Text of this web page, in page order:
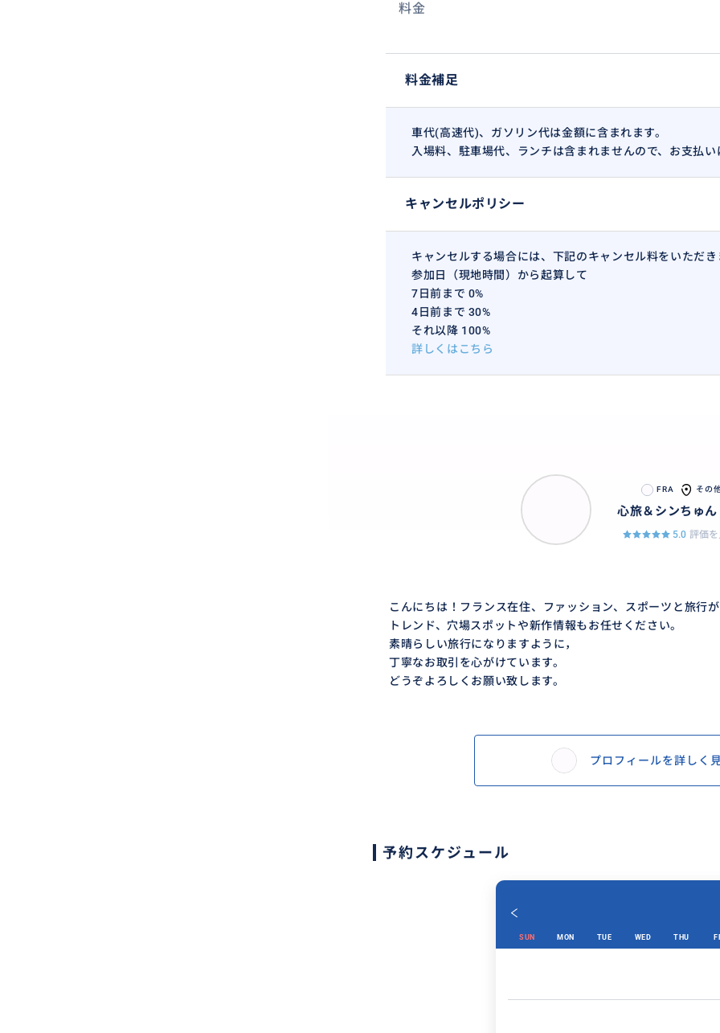
料金
料金補足
車代(高速代)、ガソリン代は金額に含まれます。
入場料、駐車場代、ランチは含まれませんので、お支払い
キャンセルポリシー
キャンセルする場合には、下記のキャンセル料をいただき
参加日（現地時間）から起算して
7日前まで 0%
4日前まで 30%
それ以降 100%
詳しくはこちら
FRA その
心旅＆シンちゅん
5.0 評価
こんにちは！フランス在住、ファッション、スポーツと旅行
トレンド、穴場スポットや新作情報もお任せください。
素晴らしい旅行になりますように，
丁寧なお取引を心がけています。
どうぞよろしくお願い致します。
プロフィールを詳しく
予約スケジュール
SUN MON TUE WED THU